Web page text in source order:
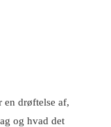
drøftelse af,
og hvad det